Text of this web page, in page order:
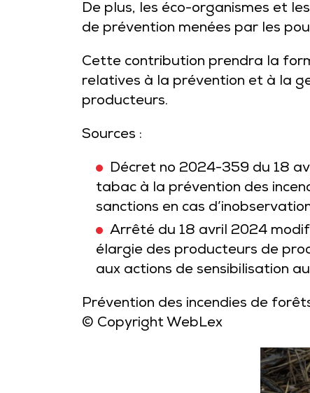
De plus, les éco-organismes et
de prévention menées par les
Cette contribution prendra la
relatives à la prévention et à la
producteurs.
Sources :
Décret no 2024-359 du 18
tabac à la prévention des
sanctions en cas
Arrêté du 18 avril 2024
élargie des producteurs de
aux actions de sensibilisation
Prévention des incendies de
© Copyright WebLex